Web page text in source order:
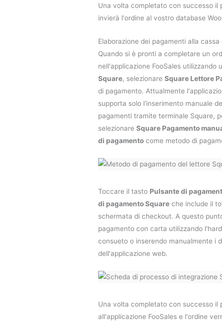
Una volta completato con successo il
invierà l'ordine al vostro database
Elaborazione dei pagamenti alla
Quando si è pronti a completare un
nell'applicazione FooSales utilizzando
Square, selezionare Square Lettore
di pagamento. Attualmente
supporta solo l'inserimento manuale
pagamenti tramite terminale Square,
selezionare Square Pagamento
di pagamento come metodo di
Toccare il tasto Pulsante di
di pagamento Square che include il
schermata di checkout. A questo
pagamento con carta utilizzando
consueto o inserendo manualmente i
dell'applicazione web.
Una volta completato con successo il
all'applicazione FooSales e l'ordine